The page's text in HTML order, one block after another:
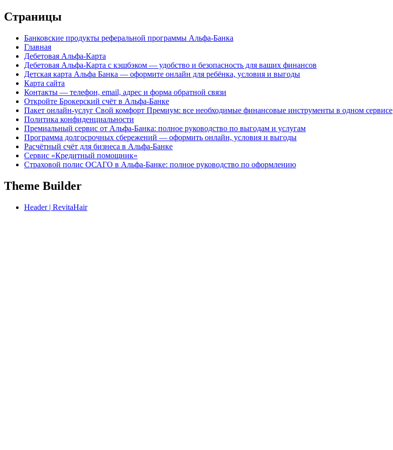
Страницы
Банковские продукты реферальной программы Альфа-Банка
Главная
Дебетовая Альфа-Карта
Дебетовая Альфа-Карта с кэшбэком — удобство и безопасность для ваших финансов
Детская карта Альфа Банка — оформите онлайн для ребёнка, условия и выгоды
Карта сайта
Контакты — телефон, email, адрес и форма обратной связи
Откройте Брокерский счёт в Альфа-Банке
Пакет онлайн-услуг Свой комфорт Премиум: все необходимые финансовые инструменты в одном сервисе
Политика конфиденциальности
Премиальный сервис от Альфа-Банка: полное руководство по выгодам и услугам
Программа долгосрочных сбережений — оформить онлайн, условия и выгоды
Расчётный счёт для бизнеса в Альфа-Банке
Сервис «Кредитный помощник»
Страховой полис ОСАГО в Альфа-Банке: полное руководство по оформлению
Theme Builder
Header | RevitaHair